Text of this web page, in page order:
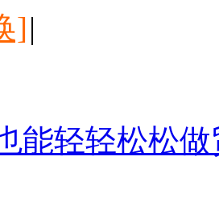
]|
能轻轻松松